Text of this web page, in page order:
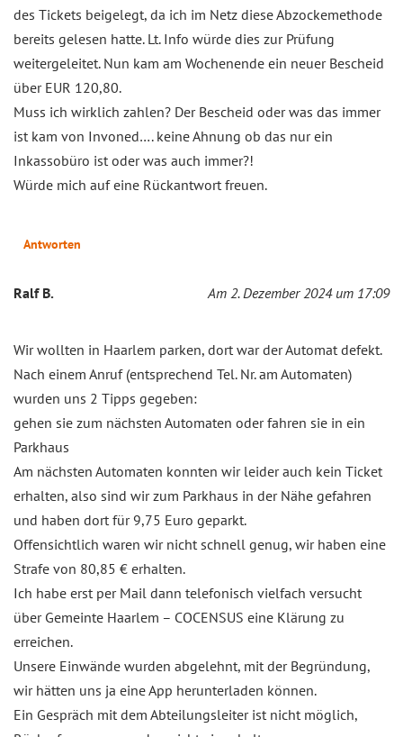
des Tickets beigelegt, da ich im Netz diese Abzockemethode
bereits gelesen hatte. Lt. Info würde dies zur Prüfung
weitergeleitet. Nun kam am Wochenende ein neuer Bescheid
über EUR 120,80.
Muss ich wirklich zahlen? Der Bescheid oder was das immer
ist kam von Invoned…. keine Ahnung ob das nur ein
Inkassobüro ist oder was auch immer?!
Würde mich auf eine Rückantwort freuen.
Antworten
Ralf B. Am 2. Dezember 2024 um 17:09
Wir wollten in Haarlem parken, dort war der Automat defekt.
Nach einem Anruf (entsprechend Tel. Nr. am Automaten)
wurden uns 2 Tipps gegeben:
gehen sie zum nächsten Automaten oder fahren sie in ein
Parkhaus
Am nächsten Automaten konnten wir leider auch kein Ticket
erhalten, also sind wir zum Parkhaus in der Nähe gefahren
und haben dort für 9,75 Euro geparkt.
Offensichtlich waren wir nicht schnell genug, wir haben eine
Strafe von 80,85 € erhalten.
Ich habe erst per Mail dann telefonisch vielfach versucht
über Gemeinte Haarlem – COCENSUS eine Klärung zu
erreichen.
Unsere Einwände wurden abgelehnt, mit der Begründung,
wir hätten uns ja eine App herunterladen können.
Ein Gespräch mit dem Abteilungsleiter ist nicht möglich,